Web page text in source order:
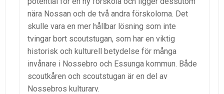
nära Nossan och de två andra förskolorna. Det
skulle vara en mer hållbar lösning som inte
tvingar bort scoutstugan, som har en viktig
historisk och kulturell betydelse för många
invånare i Nossebro och Essunga kommun. Både
scoutkåren och scoutstugan är en del av
Nossebros kulturarv.